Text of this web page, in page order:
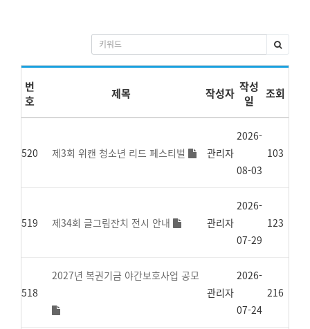
번
호
제목 작성자 작성
일
조회
520 제3회 위캔 청소년 리드 페스티벌 관리자
2026-
08-03
103
519 제34회 글그림잔치 전시 안내 관리자
2026-
07-29
123
518
2027년 복권기금 야간보호사업 공모
관리자
2026-
07-24
216